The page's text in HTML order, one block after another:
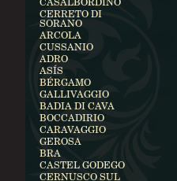
CERRETO DI
SORANO
ARCOLA
CUSSANIO
ADRO
ASÍS
BÉRGAMO
GALLIVAGGIO
BADIA DI CAVA
BOCCADIRIO
CARAVAGGIO
GEROSA
BRA
CASTEL GODEGO
CERNUSCO SUL